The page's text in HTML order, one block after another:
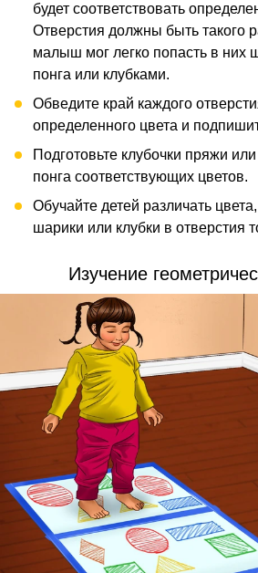
будет соответствовать
Отверстия должны быть такого
малыш мог легко попасть в них
понга или клубками.
Обведите край каждого
определенного цвета и
Подготовьте клубочки пряжи
понга соответствующих цветов.
Обучайте детей различать
шарики или клубки в отверстия
Изучение